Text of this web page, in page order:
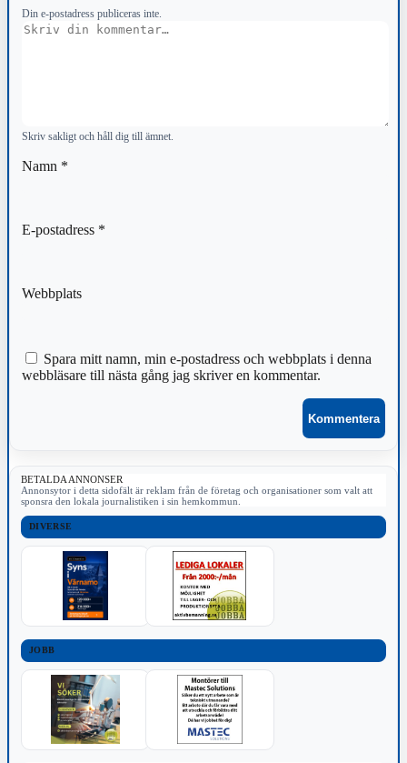
Din e-postadress publiceras inte.
Kommentar
Skriv sakligt och håll dig till ämnet.
Namn *
E-postadress *
Webbplats
Spara mitt namn, min e-postadress och webbplats i denna
webbläsare till nästa gång jag skriver en kommentar.
BETALDA ANNONSER
Annonsytor i detta sidofält är reklam från de företag och organisationer som valt att
sponsra den lokala journalistiken i sin hemkommun.
DIVERSE
JOBB